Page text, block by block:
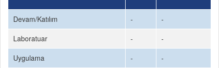
Devam/Katılım -
-
Laboratuar
-
-
Uygulama
-
-